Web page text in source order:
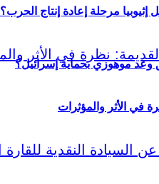
وعد موهوزي بحماية إسرائيل؟
مرحلة إعادة إنتاج الحرب؟
في الأثر والمؤثرات